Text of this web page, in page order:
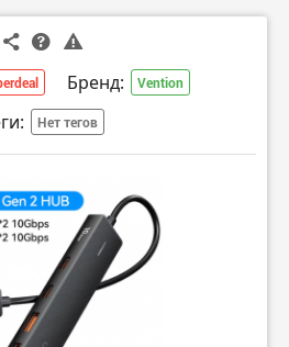
Бренд: Vention
Нет тегов